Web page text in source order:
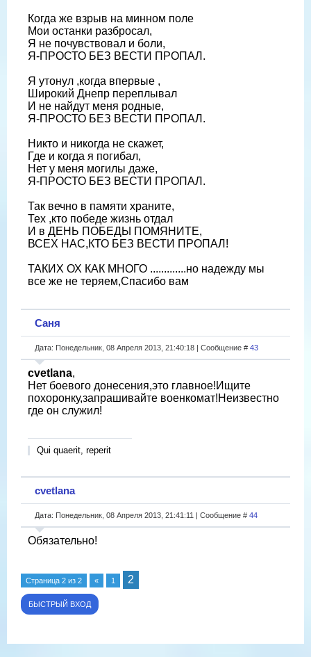
Когда же взрыв на минном поле
Мои останки разбросал,
Я не почувствовал и боли,
Я-ПРОСТО БЕЗ ВЕСТИ ПРОПАЛ.
Я утонул ,когда впервые ,
Широкий Днепр переплывал
И не найдут меня родные,
Я-ПРОСТО БЕЗ ВЕСТИ ПРОПАЛ.
Никто и никогда не скажет,
Где и когда я погибал,
Нет у меня могилы даже,
Я-ПРОСТО БЕЗ ВЕСТИ ПРОПАЛ.
Так вечно в памяти храните,
Тех ,кто победе жизнь отдал
И в ДЕНЬ ПОБЕДЫ ПОМЯНИТЕ,
ВСЕХ НАС,КТО БЕЗ ВЕСТИ ПРОПАЛ!
ТАКИХ ОХ КАК МНОГО .............но надежду мы
все же не теряем,Спасибо вам
Саня
Дата: Понедельник, 08 Апреля 2013, 21:40:18 | Сообщение # 43
cvetlana,
Нет боевого донесения,это главное!Ищите
похоронку,запрашивайте военкомат!Неизвестно
где он служил!
Qui quaerit, reperit
cvetlana
Дата: Понедельник, 08 Апреля 2013, 21:41:11 | Сообщение # 44
Обязательно!
Страница 2 из 2 « 1 2